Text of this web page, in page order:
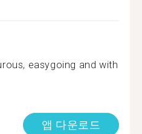
easygoing and with
앱 다운로드